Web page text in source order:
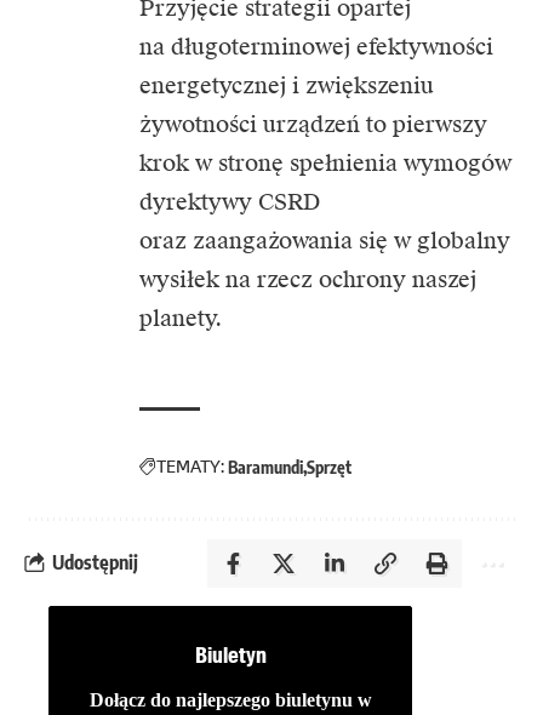
Przyjęcie strategii opartej
na długoterminowej efektywności
energetycznej i zwiększeniu
żywotności urządzeń to pierwszy
krok w stronę spełnienia wymogów
dyrektywy CSRD
oraz zaangażowania się w globalny
wysiłek na rzecz ochrony naszej
planety.
TEMATY:BaramundiSprzęt
Udostępnij
Biuletyn
Dołącz do najlepszego biuletynu w